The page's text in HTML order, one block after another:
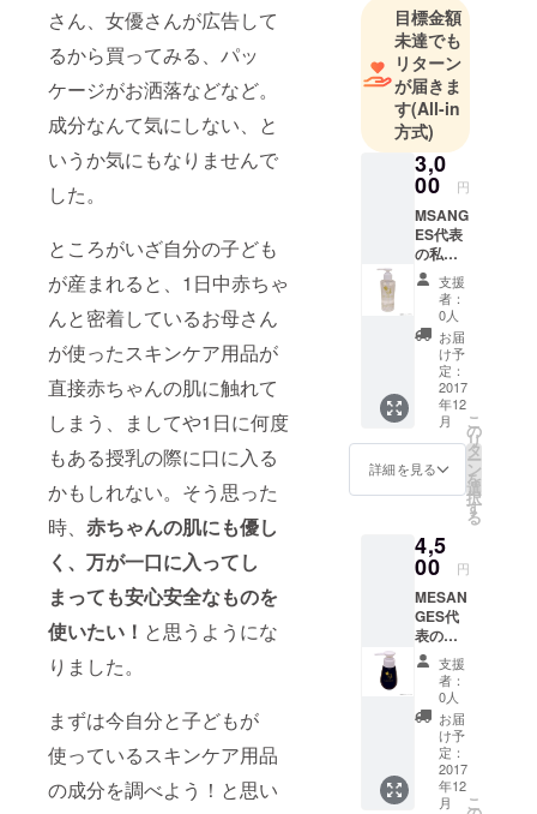
さん、女優さんが広告して
るから買ってみる、パッ
ケージがお洒落などなど。
成分なんて気にしない、と
いうか気にもなりませんで
した。
ところがいざ自分の子ども
が産まれると、1日中赤ちゃ
んと密着しているお母さん
が使ったスキンケア用品が
直接赤ちゃんの肌に触れて
しまう、ましてや1日に何度
もある授乳の際に口に入る
かもしれない。そう思った
時、 赤ちゃんの肌にも優し
く、万が一口に入ってし
まっても安心安全なものを
使いたい！ と思うようにな
りました。
まずは今自分と子どもが
使っているスキンケア用品
の成分を調べよう！と思い
のプロジェ
クトです。
子供が生ま
れてから、
肌につける
もの、口に
入れるもの
にこだわり
を持つよう
になりまし
た。
お母さんが
笑顔でいれ
ば子供は笑
顔になる！
行く行くは
赤ちゃんと
お母さんの
ためのサロ
いと思って
います。
よろしくお
願いしま
す。
目標金額
未達でも
リターン
が届きま
す(All-in
方式)
3,0
00 円
MSANG
ES代表
の私か
ら心を
込めて
お礼状
を送ら
せて頂
きま
す。
MESAN
GES
オーガ
ニック
ロー
ション1
支援
者：
0人
お届
け予
定：
2017
年12
月
詳細を見る
こ
の
リ
タ
ー
ン
を
選
択
す
る
4,5
00 円
MESAN
GES代
表の私
から心
を込め
てお礼
状を送
らせて
頂きま
す。
MESAN
GES
支援
者：
0人
お届
け予
定：
2017
年12
月
こ